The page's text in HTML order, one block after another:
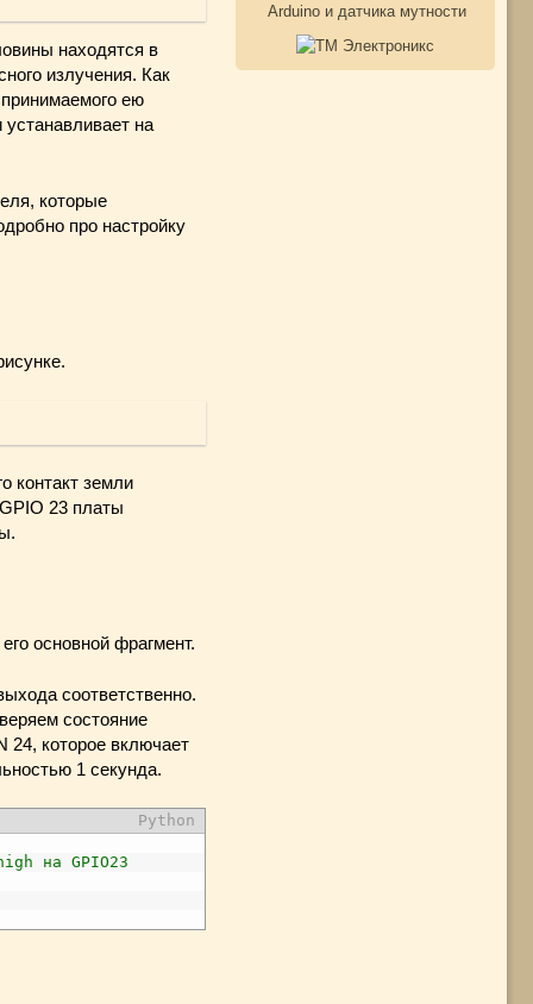
находятся в
излучения. Как
ею
на
которые
про настройку
контакт земли
23 платы
основной фрагмент.
соответственно.
состояние
24, которое включает
1 секунда.
Python
на GPIO23
Arduino и датчика мутности